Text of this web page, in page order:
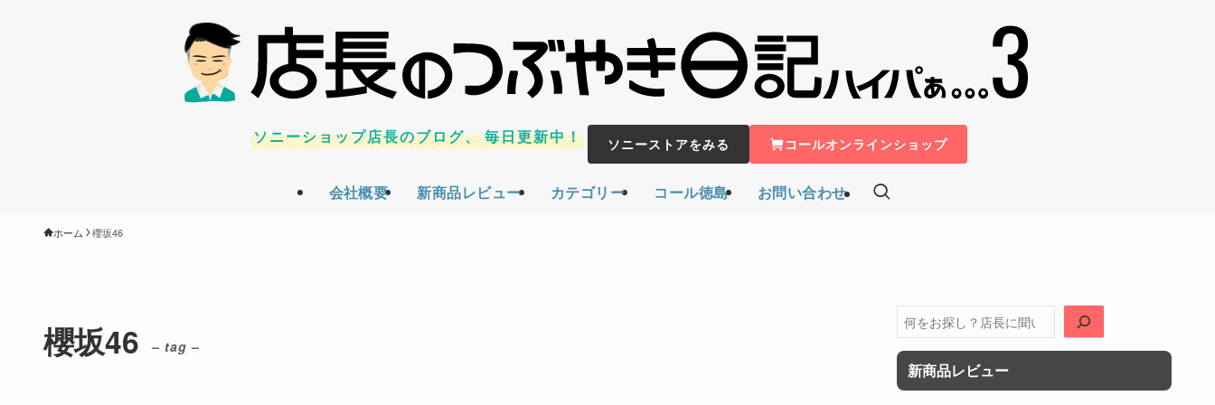
会社概要 新商品レビュー カテゴリー コール徳島 お問い合わせ
ソニーショップ店長のブログ、毎日更新中！ ソニーストアをみる コールオンラインショップ
ホーム 櫻坂46
櫻坂46 – tag –
検
索
新商品レビュー